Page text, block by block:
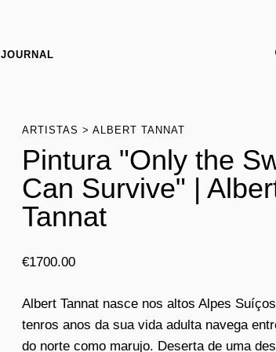
JOURNAL
ARTISTAS ALBERT TANNAT
Pintura "Only the
Can Survive" |
Tannat
€1700.00
Albert Tannat nasce nos altos Alpes
tenros anos da sua vida adulta navega
do norte como marujo. Deserta de uma